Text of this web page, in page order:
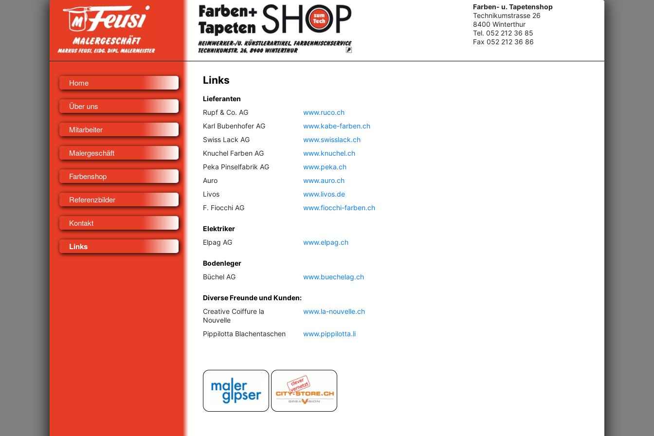
Farben- u. Tapetenshop
Technikumstrasse 26
8400 Winterthur
Tel. 052 212 36 85
Fax 052 212 36 86
Home
Über uns
Mitarbeiter
Malergeschäft
Farbenshop
Referenzbilder
Kontakt
Links
Links
Lieferanten
Rupf & Co. AG
www.ruco.ch
Karl Bubenhofer AG
www.kabe-farben.ch
Swiss Lack AG
www.swisslack.ch
Knuchel Farben AG
www.knuchel.ch
Peka Pinselfabrik AG
www.peka.ch
Auro
www.auro.ch
Livos
www.livos.de
F. Fiocchi AG
www.fiocchi-farben.ch
Elektriker
Elpag AG
www.elpag.ch
Bodenleger
Büchel AG
www.buechelag.ch
Diverse Freunde und Kunden:
Creative Coiffure la
Nouvelle
www.la-nouvelle.ch
Pippilotta Blachentaschen www.pippilotta.li